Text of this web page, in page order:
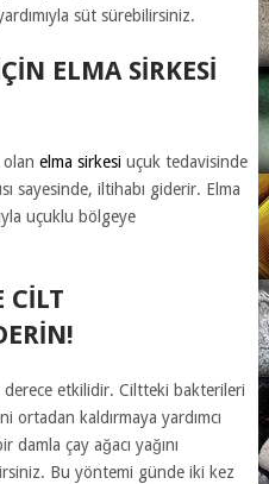
süt sürebilirsiniz.
ELMA SIRKESI
elma sirkesiuçuk tedavisinde
sayesinde, iltihabı giderir. Elma
uçuklu bölgeye
CILT
derece etkilidir. Ciltteki bakterileri
ortadan kaldırmaya yardımcı
çay ağacı yağını
Bu yöntemi günde iki kez